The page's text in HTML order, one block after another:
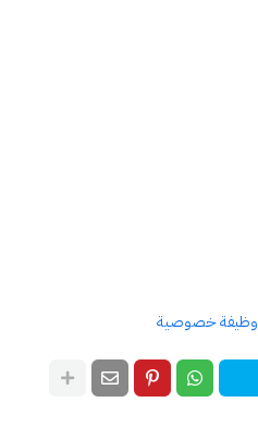
وظيفة خصوصية